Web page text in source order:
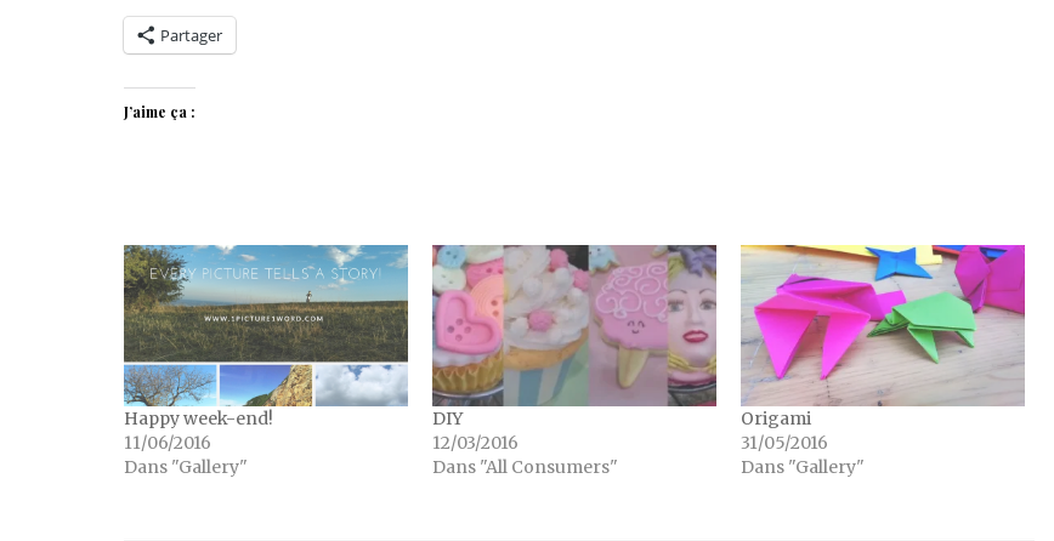
Partager
J’aime ça :
Happy week-end!
11/06/2016
Dans "Gallery"
DIY
12/03/2016
Dans "All Consumers"
Origami
31/05/2016
Dans "Gallery"